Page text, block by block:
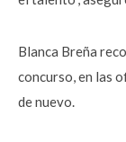
Blanca Breña
concurso, en las
de nuevo.